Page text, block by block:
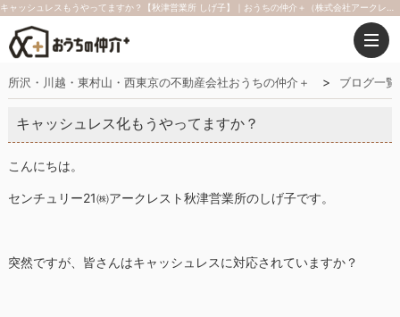
所沢・川越・東村山・西東京の不動産会社おうちの仲介＋ ブログ一覧
キャッシュレス化もうやってますか？
こんにちは。
センチュリー21㈱アークレスト秋津営業所のしげ子です。
突然ですが、皆さんはキャッシュレスに対応されていますか？